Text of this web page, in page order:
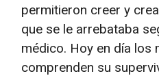
permitieron creer y
que se le arrebataba
médico. Hoy en día los
comprenden su